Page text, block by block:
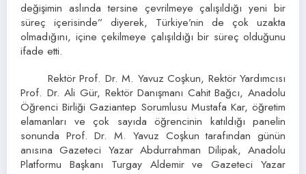
değişimin aslında tersine çevrilmeye çalışıldığı yeni bir
süreç içerisinde” diyerek, Türkiye’nin de çok uzakta
olmadığını, içine çekilmeye çalışıldığı bir süreç olduğunu
ifade etti.
Rektör Prof. Dr. M. Yavuz Coşkun, Rektör Yardımcısı
Prof. Dr. Ali Gür, Rektör Danışmanı Cahit Bağcı, Anadolu
Öğrenci Birliği Gaziantep Sorumlusu Mustafa Kar, öğretim
elamanları ve çok sayıda öğrencinin katıldığı panelin
sonunda Prof. Dr. M. Yavuz Coşkun tarafından günün
anısına Gazeteci Yazar Abdurrahman Dilipak, Anadolu
Platformu Başkanı Turgay Aldemir ve Gazeteci Yazar